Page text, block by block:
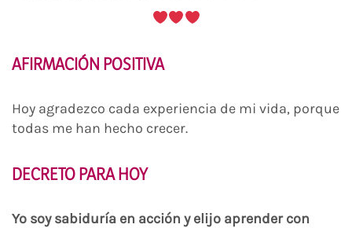
AFIRMACIÓN POSITIVA
Hoy agradezco cada experiencia de mi vida, porque
todas me han hecho crecer.
DECRETO PARA HOY
Yo soy sabiduría en acción y elijo aprender con